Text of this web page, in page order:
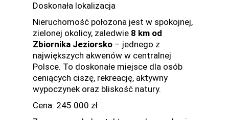
Doskonała lokalizacja
Nieruchomość położona jest w spokojnej,
zielonej okolicy, zaledwie 8 km od
Zbiornika Jeziorsko – jednego z
największych akwenów w centralnej
Polsce. To doskonałe miejsce dla osób
ceniących ciszę, rekreację, aktywny
wypoczynek oraz bliskość natury.
Cena: 245 000 zł